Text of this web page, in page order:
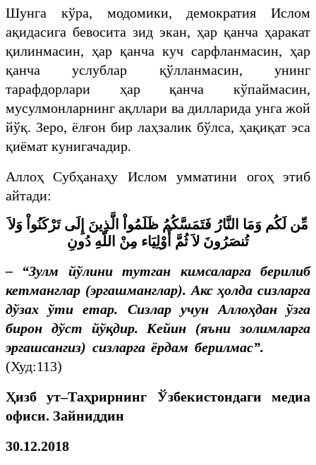
Шунга кўра, модомики, демократия Ислом
ақидасига бевосита зид экан, ҳар қанча ҳаракат
қилинмасин, ҳар қанча куч сарфланмасин, ҳар
қанча услублар қўлланмасин, унинг
тарафдорлари ҳар қанча кўпаймасин,
мусулмонларнинг ақллари ва дилларида унга жой
йўқ. Зеро, ёлғон бир лаҳзалик бўлса, ҳақиқат эса
қиёмат кунигачадир.
Аллоҳ Субҳанаҳу Ислом умматини огоҳ этиб
айтади:
وَلاَ تَرْكَنُواْ إِلَى الَّذِينَ ظَلَمُواْ فَتَمَسَّكُمُ النَّارُ وَمَا لَكُم مِّن
دُونِ اللّهِ مِنْ أَوْلِيَاء ثُمَّ لاَ تُنصَرُونَ
– “Зулм йўлини тутган кимсаларга берилиб
кетманглар (эргашманглар). Акс ҳолда сизларга
дўзах ўти етар. Сизлар учун Аллоҳдан ўзга
бирон дўст йўқдир. Кейин (яъни золимларга
эргашсангиз) сизларга ёрдам берилмас”.
(Худ:113)
Ҳизб ут–Таҳрирнинг Ўзбекистондаги медиа
офиси. Зайниддин
30.12.2018